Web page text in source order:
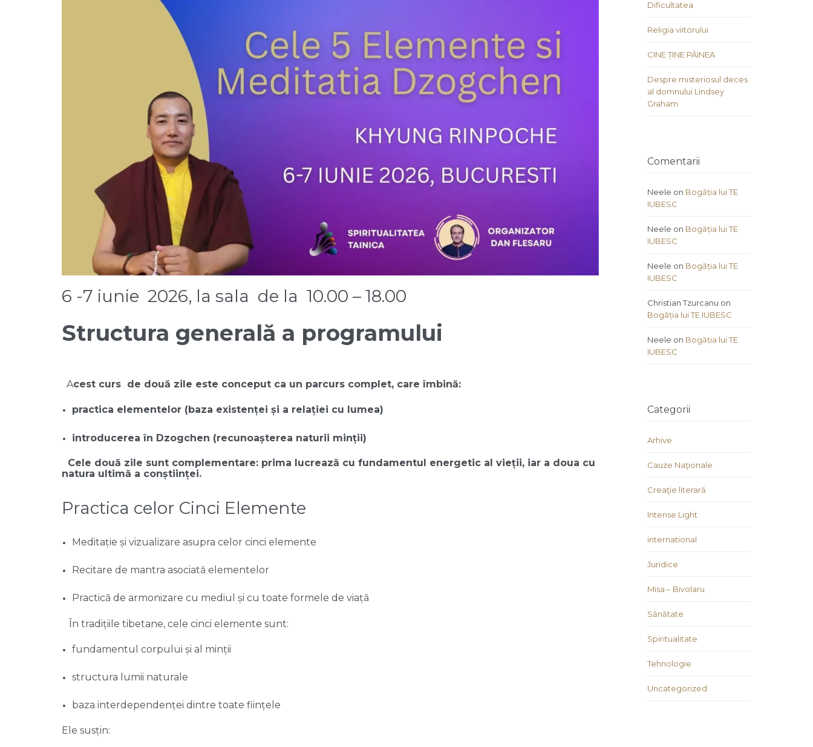
6 -7 iunie 2026, la sala de la 10.00 – 18.00
Structura generală a programului
Acest curs de două zile este conceput ca un parcurs complet, care îmbină:
practica elementelor (baza existenței și a relației cu lumea)
introducerea în Dzogchen (recunoașterea naturii minții)
Cele două zile sunt complementare: prima lucrează cu fundamentul energetic al vieții, iar a doua cu
natura ultimă a conștiinței.
Practica celor Cinci Elemente
Meditație și vizualizare asupra celor cinci elemente
Recitare de mantra asociată elementelor
Practică de armonizare cu mediul și cu toate formele de viață
În tradițiile tibetane, cele cinci elemente sunt:
fundamentul corpului și al minții
structura lumii naturale
baza interdependenței dintre toate ființele
Ele susțin:
Dificultatea
Religia viitorului
CINE ȚINE PÂINEA
Despre misteriosul deces
al domnului Lindsey
Graham
Comentarii
Neele on Bogăția lui TE
IUBESC
Neele on Bogăția lui TE
IUBESC
Neele on Bogăția lui TE
IUBESC
Christian Tzurcanu on
Bogăția lui TE IUBESC
Neele on Bogăția lui TE
IUBESC
Categorii
Arhive
Cauze Naţionale
Creaţie literară
Intense Light
international
Juridice
Misa – Bivolaru
Sănătate
Spiritualitate
Tehnologie
Uncategorized